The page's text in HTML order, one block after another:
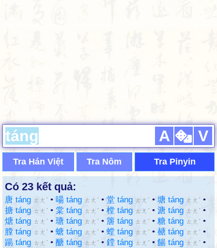
A V
Tra Hán Việt Tra Nôm Tra Pinyin
Có 23 kết quả:
唐 táng ㄊㄤˊ • 啺 táng ㄊㄤˊ • 堂 táng ㄊㄤˊ • 塘 táng ㄊㄤˊ •
搪 táng ㄊㄤˊ • 棠 táng ㄊㄤˊ • 樘 táng ㄊㄤˊ • 溏 táng ㄊㄤˊ •
煻 táng ㄊㄤˊ • 瑭 táng ㄊㄤˊ • 篖 táng ㄊㄤˊ • 糖 táng ㄊㄤˊ •
膛 táng ㄊㄤˊ • 螗 táng ㄊㄤˊ • 螳 táng ㄊㄤˊ • 赯 táng ㄊㄤˊ •
踼 táng ㄊㄤˊ • 醣 táng ㄊㄤˊ • 鏜 táng ㄊㄤˊ • 餳 táng ㄊㄤˊ •